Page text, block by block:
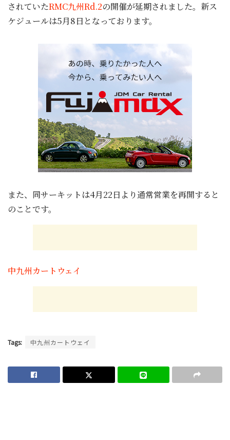
されていたRMC九州Rd.2の開催が延期されました。新ス
ケジュールは5月8日となっております。
また、同サーキットは4月22日より通常営業を再開すると
のことです。
中九州カートウェイ
Tags: 中九州カートウェイ